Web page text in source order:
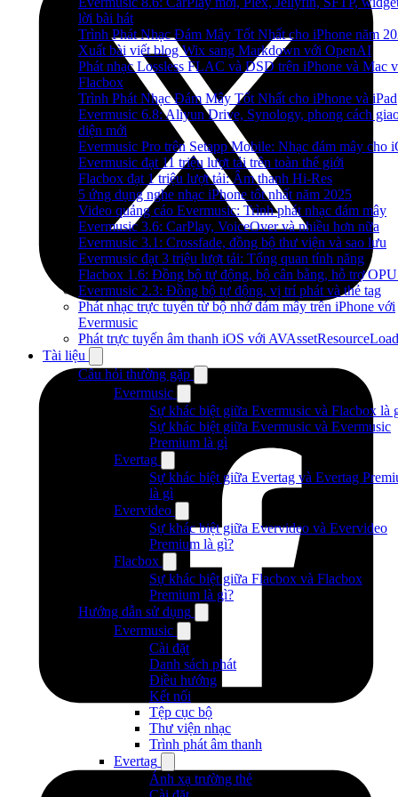
lời bài hát
Trình Phát Nhạc Đám Mây Tốt Nhất cho iPhone năm
Xuất bài viết blog Wix sang Markdown với OpenAI
Phát nhạc Lossless FLAC và DSD trên iPhone và Mac
Flacbox
Trình Phát Nhạc Đám Mây Tốt Nhất cho iPhone và iPad
Evermusic 6.8: Aliyun Drive, Synology, phong cách
diện mới
Evermusic Pro trên Setapp Mobile: Nhạc đám mây cho
Evermusic đạt 11 triệu lượt tải trên toàn thế giới
Flacbox đạt 1 triệu lượt tải: Âm thanh Hi-Res
5 ứng dụng nghe nhạc iPhone tốt nhất năm 2025
Video quảng cáo Evermusic: Trình phát nhạc đám mây
Evermusic 3.6: CarPlay, VoiceOver và nhiều hơn nữa
Evermusic 3.1: Crossfade, đồng bộ thư viện và sao lưu
Evermusic đạt 3 triệu lượt tải: Tổng quan tính năng
Flacbox 1.6: Đồng bộ tự động, bộ cân bằng, hỗ trợ
Evermusic 2.3: Đồng bộ tự động, vị trí phát và thẻ tag
Phát nhạc trực tuyến từ bộ nhớ đám mây trên iPhone với
Evermusic
Phát trực tuyến âm thanh iOS với
Tài liệu
Câu hỏi thường gặp
Evermusic
Sự khác biệt giữa Evermusic và Flacbox là
Sự khác biệt giữa Evermusic và Evermusic
Premium là gì
Evertag
Sự khác biệt giữa Evertag và Evertag
là gì
Evervideo
Sự khác biệt giữa Evervideo và Evervideo
Premium là gì?
Flacbox
Sự khác biệt giữa Flacbox và Flacbox
Premium là gì?
Hướng dẫn sử dụng
Evermusic
Cài đặt
Danh sách phát
Điều hướng
Kết nối
Tệp cục bộ
Thư viện nhạc
Trình phát âm thanh
Evertag
Ánh xạ trường thẻ